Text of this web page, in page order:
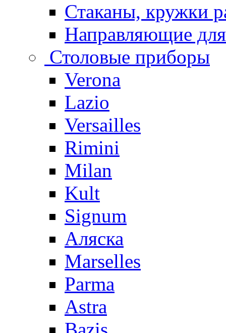
Стаканы, кружки
Направляющие
Столовые приборы
Verona
Lazio
Versailles
Rimini
Milan
Kult
Signum
Аляска
Marselles
Parma
Astra